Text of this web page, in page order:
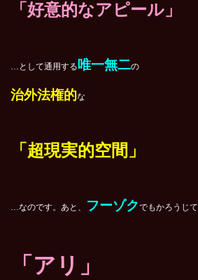
「好意的なアピール」
…として通用する唯一無二の
治外法権的な
「超現実的空間」
…なのです。あと、 フーゾクでもかろうじて
「アリ」